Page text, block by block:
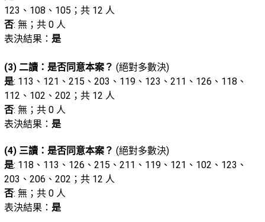
123、108、105；共 12 人
否: 無；共 0 人
表決結果： 是
(3) 二讀：是否同意本案？ (絕對多數決)
是: 113、121、215、203、119、123、211、126、118、
112、102、202；共 12 人
否: 無；共 0 人
表決結果： 是
(4) 三讀：是否同意本案？ (絕對多數決)
是: 118、113、126、215、211、119、121、102、123、
203、206、202；共 12 人
否: 無；共 0 人
表決結果： 是